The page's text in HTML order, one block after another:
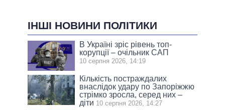
ІНШІ НОВИНИ ПОЛІТИКИ
В Україні зріс рівень топ-
корупції – очільник САП
10 серпня 2026, 14:19
Кількість постраждалих
внаслідок удару по Запоріжжю
стрімко зросла, серед них –
діти 10 серпня 2026, 14:27